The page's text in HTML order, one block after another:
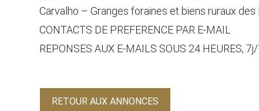
Carvalho – Granges foraines et biens ruraux
CONTACTS DE PREFERENCE PAR E-MAIL
REPONSES AUX E-MAILS SOUS 24 HEURES, 7j/
RETOUR AUX ANNONCES